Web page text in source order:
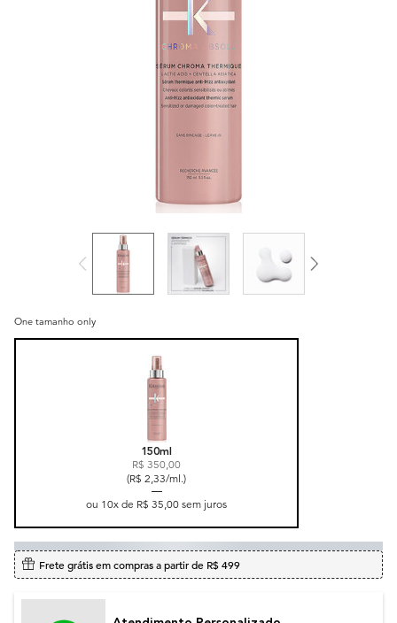
One tamanho only
Selected
150ml
R$ 350,00
(R$ 2,33/ml.)
ou 10x de R$ 35,00 sem juros
, 1 of 1
Frete grátis em compras a partir de R$ 499